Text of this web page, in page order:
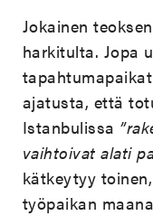
Jokainen
harkitulta. Jopa
ajatusta, että
Istanbulissa
vaihtoivat alati
kätkeytyy
työpaikan